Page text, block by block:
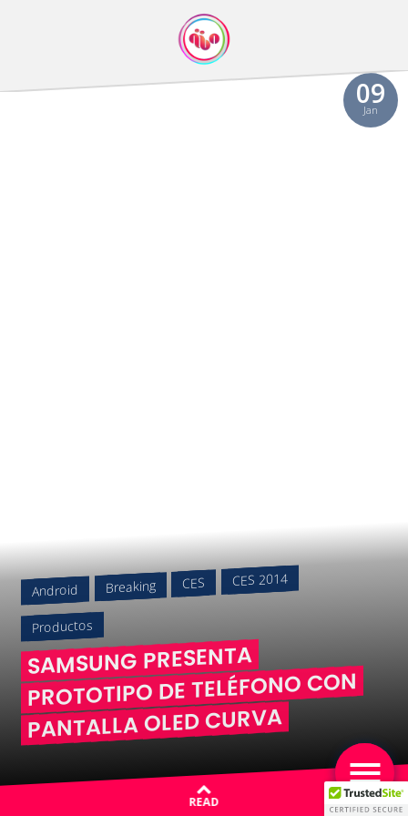
09
Jan
Android Breaking CES CES 2014
Productos
SAMSUNG PRESENTA
PROTOTIPO DE TELÉFONO CON
PANTALLA OLED CURVA
READ